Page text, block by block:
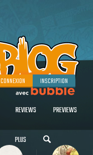
CONNEXION INSCRIPTION
REVIEWS PREVIEWS
PLUS